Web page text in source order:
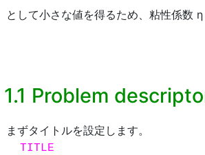
として小さな値を得るため、粘性係数
1.1 Problem
まずタイトルを設定します。
TITLE